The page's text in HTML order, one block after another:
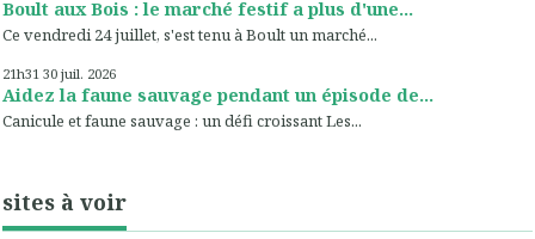
Boult aux Bois : le marché festif a plus d'une...
Ce vendredi 24 juillet, s'est tenu à Boult un marché...
21h31 30 juil. 2026
Aidez la faune sauvage pendant un épisode de...
Canicule et faune sauvage : un défi croissant Les...
sites à voir